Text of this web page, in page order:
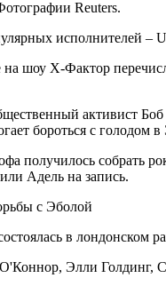
Reuters.
исполнителей –
на шоу X-Фактор
активист
бороться с голодом
получилось собрать
Адель на запись.
в лондонском
Элли Голдинг,